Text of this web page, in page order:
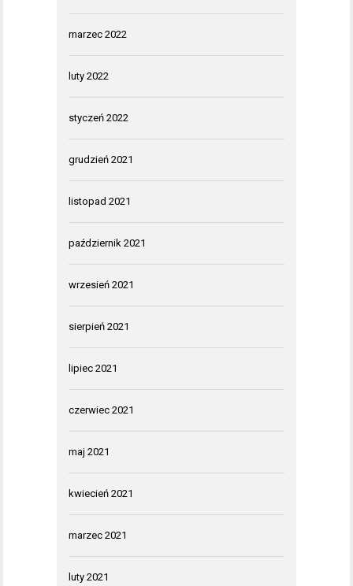
marzec 2022
luty 2022
styczeń 2022
grudzień 2021
listopad 2021
październik 2021
wrzesień 2021
sierpień 2021
lipiec 2021
czerwiec 2021
maj 2021
kwiecień 2021
marzec 2021
luty 2021